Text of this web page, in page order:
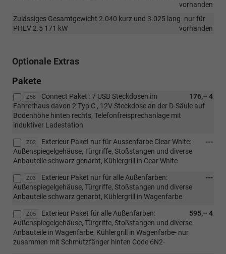
vorhanden
Zulässiges Gesamtgewicht 2.040 kurz und 3.025 lang- nur für
PHEV 2.5 171 kW
vorhanden
Optionale Extras
Pakete
Z58 176,– 4
Connect Paket : 7 USB Steckdosen im
Fahrerhaus davon 2 Typ C , 12V Steckdose an der D-Säule auf
Bodenhöhe hinten rechts, Telefonfreisprechanlage mit
induktiver Ladestation
Z02 ---
Exterieur Paket nur für Aussenfarbe Clear White:
Außenspiegelgehäuse, Türgriffe, Stoßstangen und diverse
Anbauteile schwarz genarbt, Kühlergrill in Cear White
Z03 ---
Exterieur Paket nur für alle Außenfarben:
Außenspiegelgehäuse, Türgriffe, Stoßstangen und diverse
Anbauteile schwarz genarbt, Kühlergrill in Wagenfarbe
Z05 595,– 4
Exterieur Paket für alle Außenfarben:
Außenspiegelgehäuse,,Türgriffe, Stoßstangen und diverse
Anbauteile in Wagenfarbe, Kühlergrill in Wagenfarbe- nur
zusammen mit Schmutzfänger hinten Code 6N2-